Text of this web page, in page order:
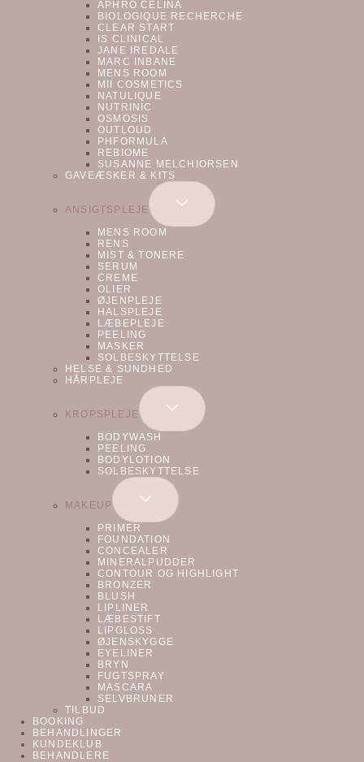
APHRO CELINA
BIOLOGIQUE RECHERCHE
CLEAR START
IS CLINICAL
JANE IREDALE
MARC INBANE
MENS ROOM
MII COSMETICS
NATULIQUE
NUTRINIC
OSMOSIS
OUTLOUD
PHFORMULA
REBIOME
SUSANNE MELCHIORSEN
GAVEÆSKER & KITS
ANSIGTSPLEJE
SKIFT
UNDERMENU
MENS ROOM
RENS
MIST & TONERE
SERUM
CREME
OLIER
ØJENPLEJE
HALSPLEJE
LÆBEPLEJE
PEELING
MASKER
SOLBESKYTTELSE
HELSE & SUNDHED
HÅRPLEJE
KROPSPLEJE
SKIFT
UNDERMENU
BODYWASH
PEELING
BODYLOTION
SOLBESKYTTELSE
MAKEUP
SKIFT
UNDERMENU
PRIMER
FOUNDATION
CONCEALER
MINERALPUDDER
CONTOUR OG HIGHLIGHT
BRONZER
BLUSH
LIPLINER
LÆBESTIFT
LIPGLOSS
ØJENSKYGGE
EYELINER
BRYN
FUGTSPRAY
MASCARA
SELVBRUNER
TILBUD
BOOKING
BEHANDLINGER
KUNDEKLUB
BEHANDLERE